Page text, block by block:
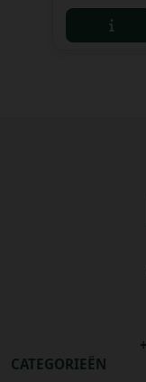
CATEGORIEËN